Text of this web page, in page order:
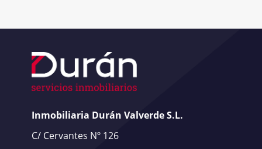
Inmobiliaria Durán Valverde S.L.
C/ Cervantes Nº 126